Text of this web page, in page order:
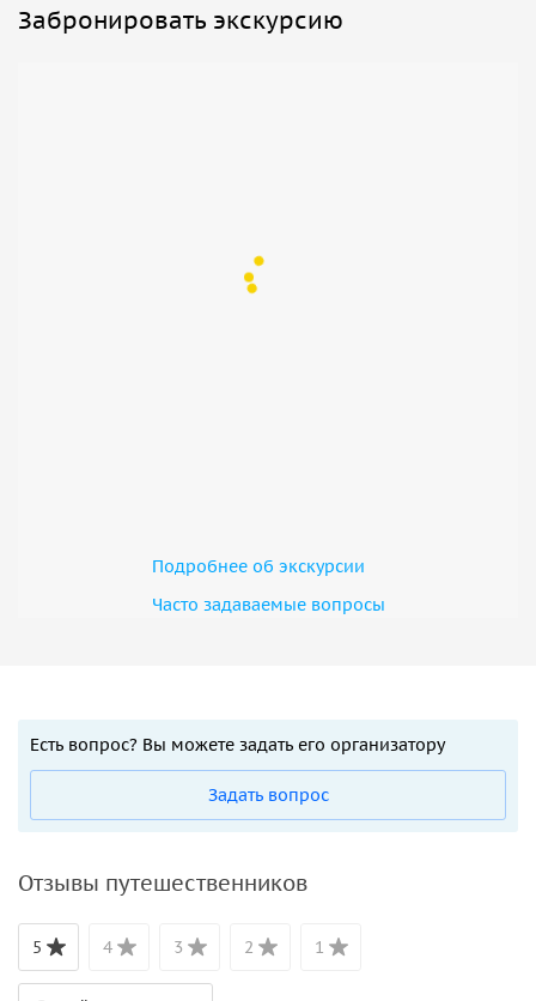
Забронировать экскурсию
Подробнее об экскурсии
Часто задаваемые вопросы
Есть вопрос? Вы можете задать его организатору
Задать вопрос
Отзывы путешественников
5 4 3 2 1